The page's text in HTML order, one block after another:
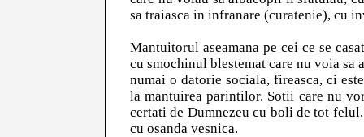
sa traiasca in infranare (curatenie), cu
Mantuitorul aseamana pe cei ce se
cu smochinul blestemat care nu voia sa
numai o datorie sociala, fireasca, ci
la mantuirea parintilor. Sotii care nu
certati de Dumnezeu cu boli de tot
cu osanda vesnica.